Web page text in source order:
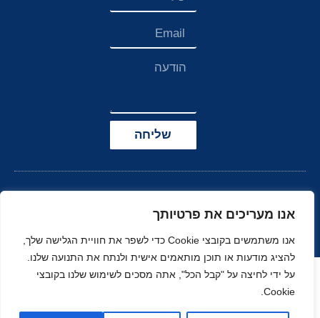
אנו מעריכים את פרטיותך
אנו משתמשים בקובצי Cookie כדי לשפר את חוויית הגלישה שלך,
להציג מודעות או תוכן מותאמים אישית ולנתח את התנועה שלנו.
על ידי לחיצה על "קבל הכל", אתה מסכים לשימוש שלנו בקובצי
Cookie.
שליחה
הצהרת נגישות